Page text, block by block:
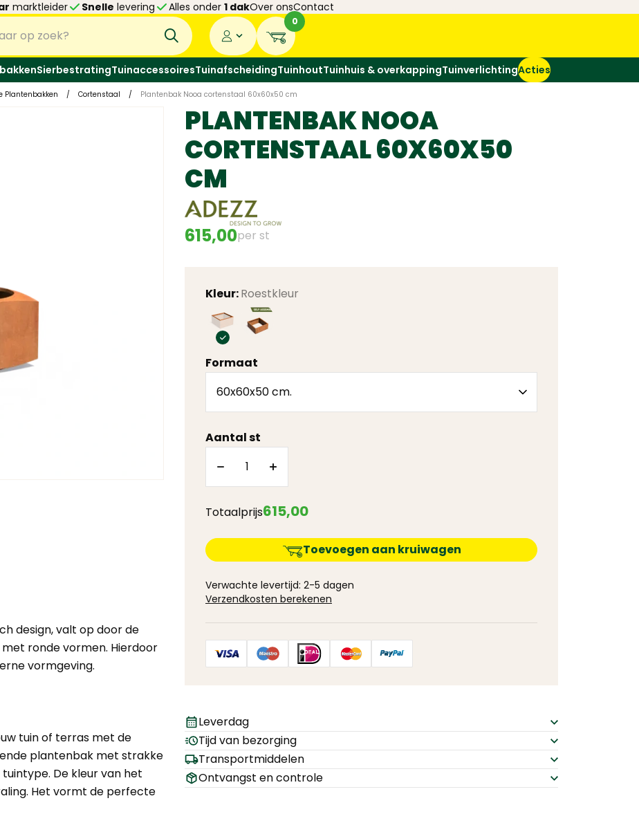
marktleider Snelle levering Alles onder 1 dakOver onsContact
0
SierbestratingTuinaccessoiresTuinafscheidingTuinhoutTuinhuis & overkappingTuinverlichtingActies
Plantenbakken / Cortenstaal / Plantenbak Nooa cortenstaal 60x60x50 cm
design, valt op door de
ronde vormen. Hierdoor
vormgeving.
tuin of terras met de
plantenbak met strakke
De kleur van het
Het vormt de perfecte
PLANTENBAK NOOA
CORTENSTAAL 60X60X50
CM
615,00per st
Kleur:Roestkleur
Formaat
Aantal st
Totaalprijs615,00
Toevoegen aan kruiwagen
Verwachte levertijd: 2-5 dagen
Verzendkosten berekenen
Leverdag
Tijd van bezorging
Transportmiddelen
Ontvangst en controle